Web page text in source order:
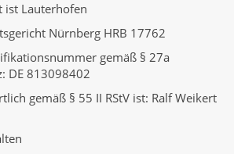
ist Lauterhofen
Nürnberg HRB 17762
gemäß § 27a
DE 813098402
gemäß § 55 II RStV ist: Ralf Weikert